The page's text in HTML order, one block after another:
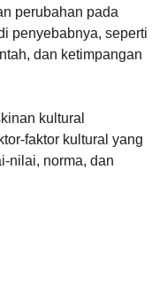
perubahan pada
penyebabnya, seperti
dan ketimpangan
kultural
faktor kultural yang
nilai, norma, dan